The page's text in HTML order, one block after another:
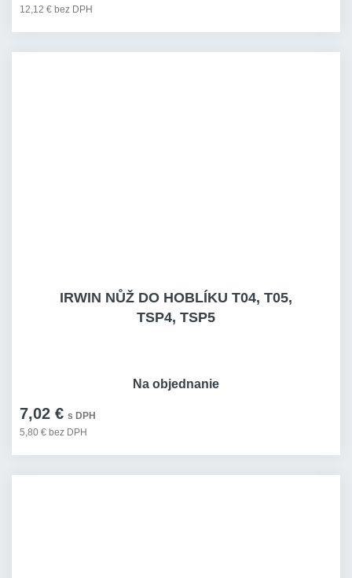
12,12 € bez DPH
IRWIN NŮŽ DO HOBLÍKU T04, T05,
TSP4, TSP5
7,02 € s DPH
5,80 € bez DPH
Na objednanie